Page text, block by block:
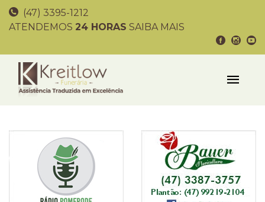
(47) 3395-1212
ATENDEMOS 24 HORAS SAIBA MAIS